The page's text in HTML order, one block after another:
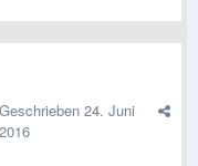
Geschrieben 24. Juni
2016